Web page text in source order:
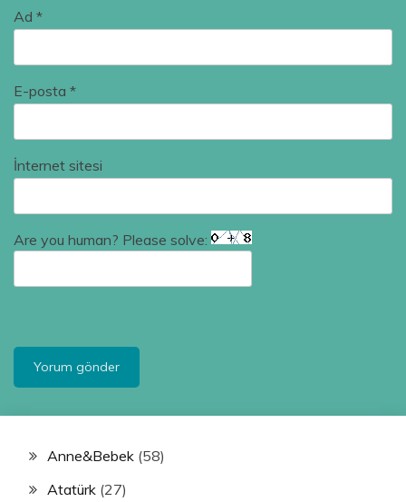
Ad *
E-posta *
İnternet sitesi
Are you human? Please solve:
Anne&Bebek (58)
Atatürk (27)